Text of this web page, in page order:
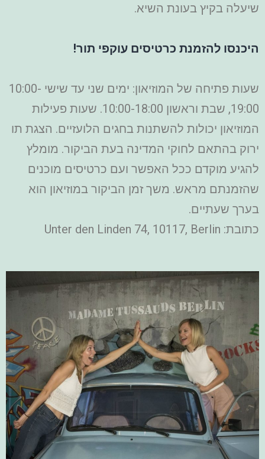
שיעלה בקיץ בעונת השיא.
היכנסו להזמנת כרטיסים עוקפי תור!
שעות פתיחה של המוזיאון: ימים שני עד שישי 10:00-
19:00, שבת וראשון 10:00-18:00. שעות פעילות
המוזיאון יכולות להשתנות בחגים הלועזיים. הצגת תו
ירוק בהתאם לחוקי המדינה בעת הביקור. מומלץ
להגיע מוקדם ככל האפשר ועם כרטיסים מוכנים
שהזמנתם מראש. משך זמן הביקור במוזיאון הוא
בערך שעתיים.
כתובת: Unter den Linden 74, 10117, Berlin